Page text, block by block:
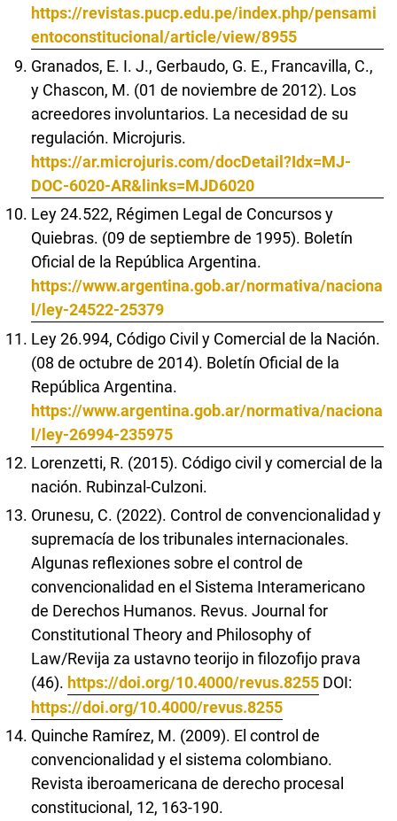
https://revistas.pucp.edu.pe/index.php/pensami
entoconstitucional/article/view/8955
Granados, E. I. J., Gerbaudo, G. E., Francavilla, C.,
y Chascon, M. (01 de noviembre de 2012). Los
acreedores involuntarios. La necesidad de su
regulación. Microjuris.
https://ar.microjuris.com/docDetail?Idx=MJ-
DOC-6020-AR&links=MJD6020
Ley 24.522, Régimen Legal de Concursos y
Quiebras. (09 de septiembre de 1995). Boletín
Oficial de la República Argentina.
https://www.argentina.gob.ar/normativa/naciona
l/ley-24522-25379
Ley 26.994, Código Civil y Comercial de la Nación.
(08 de octubre de 2014). Boletín Oficial de la
República Argentina.
https://www.argentina.gob.ar/normativa/naciona
l/ley-26994-235975
Lorenzetti, R. (2015). Código civil y comercial de la
nación. Rubinzal-Culzoni.
Orunesu, C. (2022). Control de convencionalidad y
supremacía de los tribunales internacionales.
Algunas reflexiones sobre el control de
convencionalidad en el Sistema Interamericano
de Derechos Humanos. Revus. Journal for
Constitutional Theory and Philosophy of
Law/Revija za ustavno teorijo in filozofijo prava
(46). https://doi.org/10.4000/revus.8255 DOI:
https://doi.org/10.4000/revus.8255
Quinche Ramírez, M. (2009). El control de
convencionalidad y el sistema colombiano.
Revista iberoamericana de derecho procesal
constitucional, 12, 163-190.